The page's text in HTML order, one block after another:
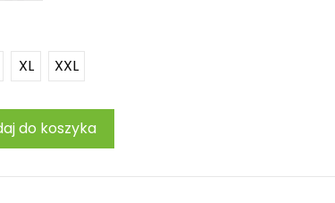
XL XXL
do koszyka